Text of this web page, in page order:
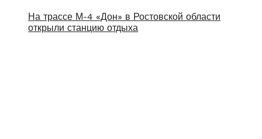
На трассе М-4 «Дон» в Ростовской области
открыли станцию отдыха